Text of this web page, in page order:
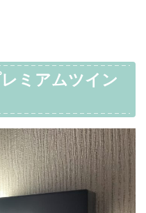
ミアムツイン